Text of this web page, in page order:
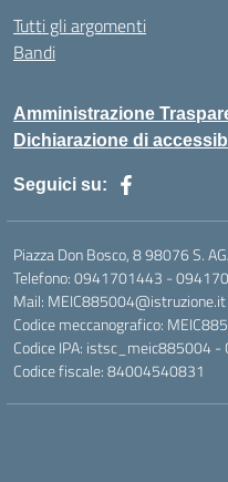
Tutti gli argomenti
Bandi
Amministrazione
Dichiarazione di
Seguici su:
Piazza Don Bosco, 8 98076 S.
Telefono: 0941701443 -
Mail:
Codice meccanografico:
Codice IPA: istsc_meic885004 -
Codice fiscale: 84004540831